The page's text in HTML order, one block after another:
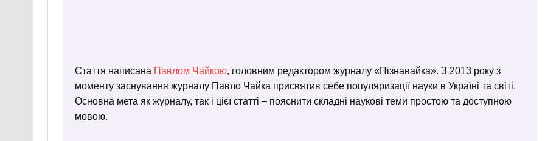
Стаття написана Павлом Чайкою, головним редактором журналу «Пізнавайка». З 2013 року з
моменту заснування журналу Павло Чайка присвятив себе популяризації науки в Україні та світі.
Основна мета як журналу, так і цієї статті – пояснити складні наукові теми простою та доступною
мовою.